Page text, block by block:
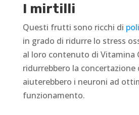
I mirtilli
Questi frutti sono ricchi di
in grado di ridurre lo stress
al loro contenuto di Vitamina
ridurrebbero la concertazione
aiuterebbero i neuroni ad
funzionamento.